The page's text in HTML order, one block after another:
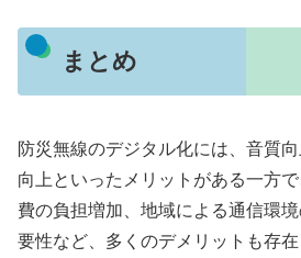
まとめ
防災無線のデジタル化には、音質
向上といったメリットがある一方
費の負担増加、地域による通信環
要性など、多くのデメリットも存